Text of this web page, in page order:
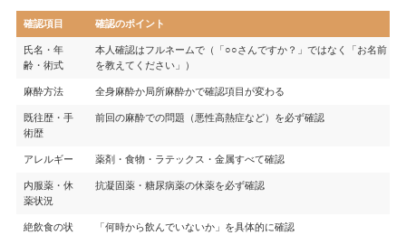
確認項目 確認のポイント
氏名・年
齢・術式
本人確認はフルネームで（「○○さんですか？」ではなく「お名前
を教えてください」）
麻酔方法 全身麻酔か局所麻酔かで確認項目が変わる
既往歴・手
術歴
前回の麻酔での問題（悪性高熱症など）を必ず確認
アレルギー 薬剤・食物・ラテックス・金属すべて確認
内服薬・休
薬状況
抗凝固薬・糖尿病薬の休薬を必ず確認
絶飲食の状
「何時から飲んでいないか」を具体的に確認